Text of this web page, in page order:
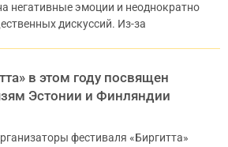
негативные эмоции и неоднократно
дискуссий. Из-за
в этом году посвящен
Эстонии и Финляндии
фестиваля «Биргитта»